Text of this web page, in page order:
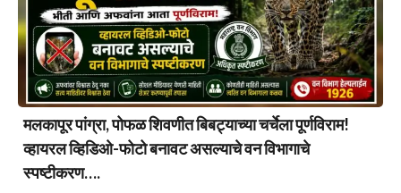
मलकापूर पांग्रा, पोफळ शिवणीत बिबट्याच्या चर्चेला पूर्णविराम!
व्हायरल व्हिडिओ-फोटो बनावट असल्याचे वन विभागाचे
स्पष्टीकरण….